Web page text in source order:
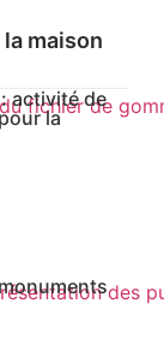
maison
activité de
la